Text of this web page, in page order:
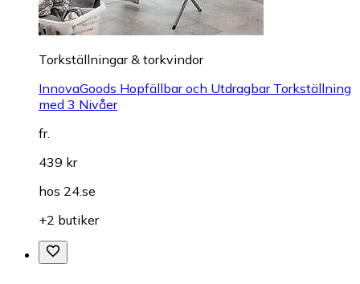
Torkställningar & torkvindor
InnovaGoods Hopfällbar och Utdragbar Torkställning
med 3 Nivåer
fr.
439 kr
hos 24.se
+2 butiker